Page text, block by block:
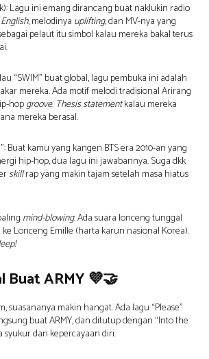
Lagu ini emang dirancang buat naklukin radio
, melodinya uplifting, dan MV-nya yang
pelaut itu simbol kalau mereka bakal terus
“SWIM” buat global, lagu pembuka ini adalah
mereka. Ada motif melodi tradisional Arirang
hopgroove. Thesis statementkalau mereka
mereka berasal.
Buat kamu yang kangen BTS era 2010-an yang
hip-hop, dua lagu ini jawabannya. Suga dkk
skillrap yang makin tajam setelah masa hiatus
mind-blowing. Ada suara lonceng tunggal
Lonceng Emille (harta karun nasional Korea).
Buat ARMY💜🤝
suasananya makin hangat. Ada lagu “Please”
buat ARMY, dan ditutup dengan “Into the
syukur dan kepercayaan diri.